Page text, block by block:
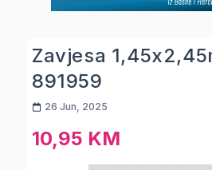
Zavjesa
891959
26 Jun, 2025
10,95 KM